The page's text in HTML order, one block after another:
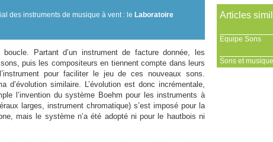
des instruments de musique à vent : le Laboratoire
Partant d’un instrument de facture donnée, les
puis les compositeurs en tiennent compte dans leurs
pour faciliter le jeu de ces nouveaux sons.
d’évolution similaire. L’évolution est donc incrémentale,
l’invention du système Boehm pour les instruments à
larges, instrument chromatique) s’est imposé pour la
mais le système n’a été adopté ni pour le hautbois ni
Articles
Equipe Sons
Sons et musique